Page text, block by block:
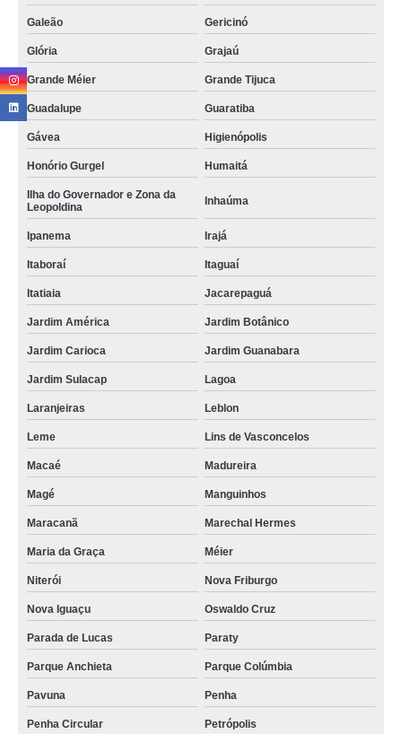
Galeão Gericinó
Glória Grajaú
Grande Méier Grande Tijuca
Guadalupe Guaratiba
Gávea Higienópolis
Honório Gurgel Humaitá
Ilha do Governador e Zona da
Leopoldina
Inhaúma
Ipanema Irajá
Itaboraí Itaguaí
Itatiaia Jacarepaguá
Jardim América Jardim Botânico
Jardim Carioca Jardim Guanabara
Jardim Sulacap Lagoa
Laranjeiras Leblon
Leme Lins de Vasconcelos
Macaé Madureira
Magé Manguinhos
Maracanã Marechal Hermes
Maria da Graça Méier
Niterói Nova Friburgo
Nova Iguaçu Oswaldo Cruz
Parada de Lucas Paraty
Parque Anchieta Parque Colúmbia
Pavuna Penha
Penha Circular Petrópolis